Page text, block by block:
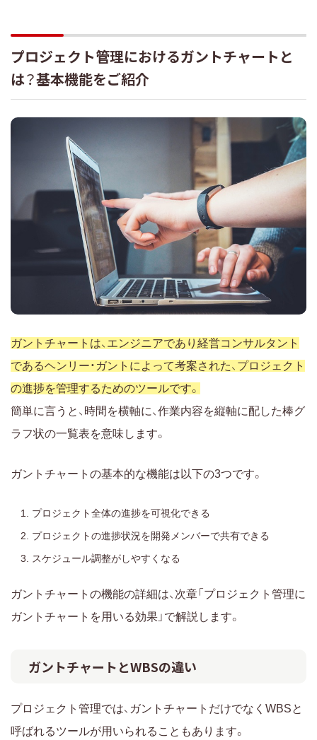
プロジェクト管理におけるガントチャートと
は？基本機能をご紹介
ガントチャートは、エンジニアであり経営コンサルタント
であるヘンリー・ガントによって考案された、プロジェクト
の進捗を管理するためのツールです。
簡単に言うと、時間を横軸に、作業内容を縦軸に配した棒グ
ラフ状の一覧表を意味します。
ガントチャートの基本的な機能は以下の3つです。
プロジェクト全体の進捗を可視化できる
プロジェクトの進捗状況を開発メンバーで共有できる
スケジュール調整がしやすくなる
ガントチャートの機能の詳細は、次章「プロジェクト管理に
ガントチャートを用いる効果」で解説します。
ガントチャートとWBSの違い
プロジェクト管理では、ガントチャートだけでなくWBSと
呼ばれるツールが用いられることもあります。